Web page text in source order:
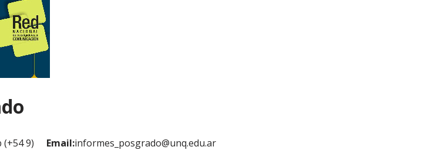
(+54 9)
Email:informes_posgrado@unq.edu.ar